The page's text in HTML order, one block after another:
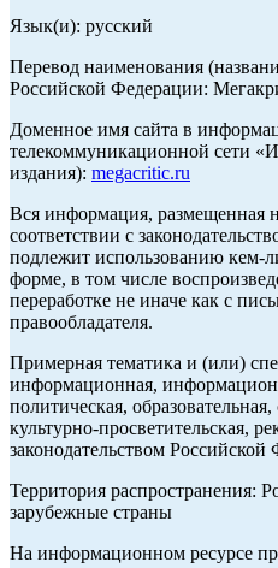
Язык(и): русский
Перевод наименования
Российской Федерации:
Доменное имя сайта в
телекоммуникационной сети
издания): megacritic.ru
Вся информация, размещенная
соответствии с
подлежит использованию кем-
форме, в том числе
переработке не иначе как с
правообладателя.
Примерная тематика и (или)
информационная,
политическая,
культурно-просветительская,
законодательством
Территория распространения:
зарубежные страны
На информационном ресурсе